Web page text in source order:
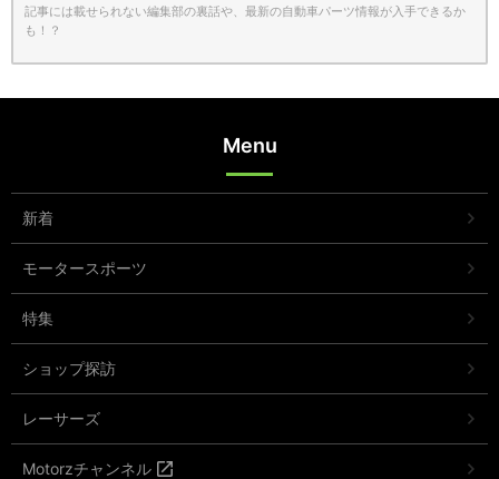
記事には載せられない編集部の裏話や、最新の自動車パーツ情報が入手できるか
も！？
Menu
新着
モータースポーツ
特集
ショップ探訪
レーサーズ
Motorzチャンネル